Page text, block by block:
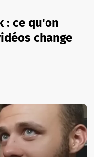
: ce qu'on
change